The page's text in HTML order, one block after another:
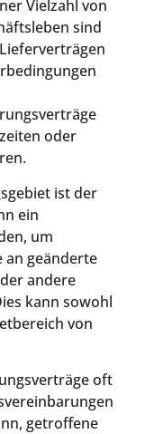
Vielzahl von
sind
oder
ist der
ein
um
an geänderte
andere
kann sowohl
von
oft
getroffene